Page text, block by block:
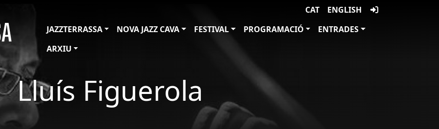
CAT
ENGLISH
JAZZTERRASSA
NOVA JAZZ CAVA FESTIVAL PROGRAMACIÓ
ENTRADES
ARXIU
Lluís Figuerola